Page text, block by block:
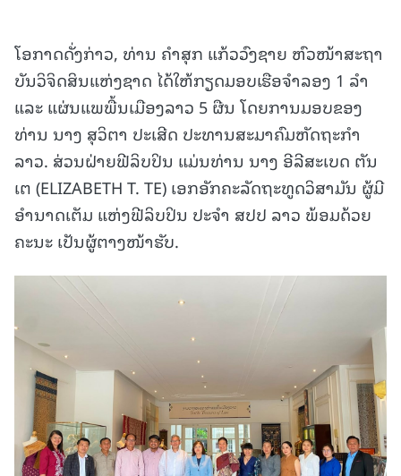
ໂອກາດດັ່ງກ່າວ, ທ່ານ ຄຳສຸກ ແກ້ວວົງຊາຍ ຫົວໜ້າສະຖາ
ບັນວິຈິດສິນແຫ່ງຊາດ ໄດ້ໃຫ້ກຽດມອບເຮືອຈຳລອງ 1 ລຳ
ແລະ ແຜ່ນແພພື້ນເມືອງລາວ 5 ຜືນ ໂດຍການມອບຂອງ
ທ່ານ ນາງ ສຸວິຕາ ປະເສີດ ປະທານສະມາຄົມຫັດຖະກຳ
ລາວ. ສ່ວນຝ່າຍຟີລິບປິນ ແມ່ນທ່ານ ນາງ ອີລີສະເບດ ຕັນ
ເຕ (ELIZABETH T. TE) ເອກອັກຄະລັດຖະທູດວິສາມັນ ຜູ້ມີ
ອຳນາດເຕັມ ແຫ່ງຟີລິບປິນ ປະຈຳ ສປປ ລາວ ພ້ອມດ້ວຍ
ຄະນະ ເປັນຜູ້ຕາງໜ້າຮັບ.